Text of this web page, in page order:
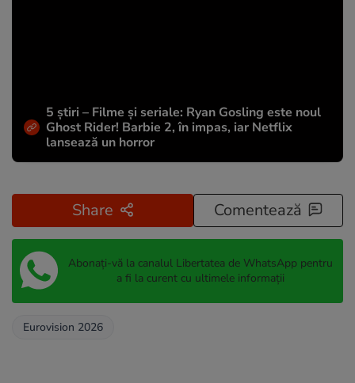
5 știri – Filme și seriale: Ryan Gosling este noul
Ghost Rider! Barbie 2, în impas, iar Netflix
lansează un horror
Share Comentează
Abonați-vă la canalul Libertatea de WhatsApp pentru
a fi la curent cu ultimele informații
Eurovision 2026